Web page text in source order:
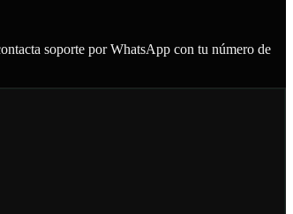
soporte por WhatsApp con tu número de